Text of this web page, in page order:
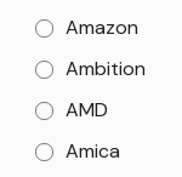
Amazon
Ambition
AMD
Amica